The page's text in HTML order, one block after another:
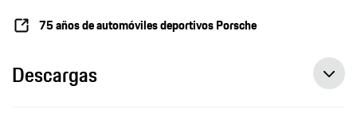
75 años de automóviles deportivos Porsche
Descargas